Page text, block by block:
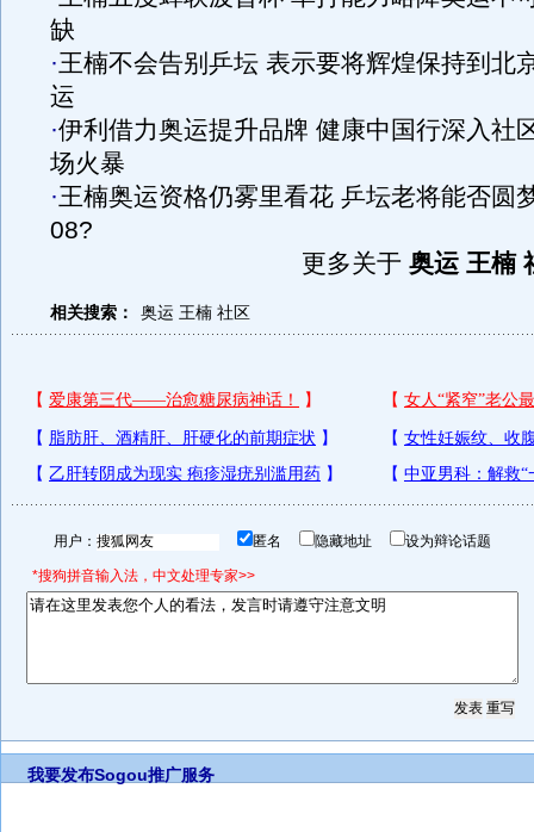
缺
·王楠不会告别乒坛 表示要将辉煌保持到北
运
·伊利借力奥运提升品牌 健康中国行深入社
场火暴
·王楠奥运资格仍雾里看花 乒坛老将能否圆
08?
更多关于 奥运 王楠
相关搜索： 奥运 王楠 社区
用户： 匿名 隐藏地址 设为辩论话题
*搜狗拼音输入法，中文处理专家>>
我要发布Sogou推广服务